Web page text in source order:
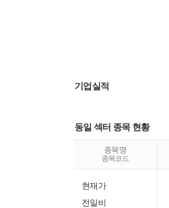
기업실적
동일 섹터 종목 현황
종목명
종목코드
현재가
전일비